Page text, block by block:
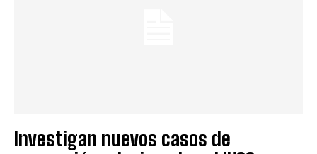
Investigan nuevos casos de